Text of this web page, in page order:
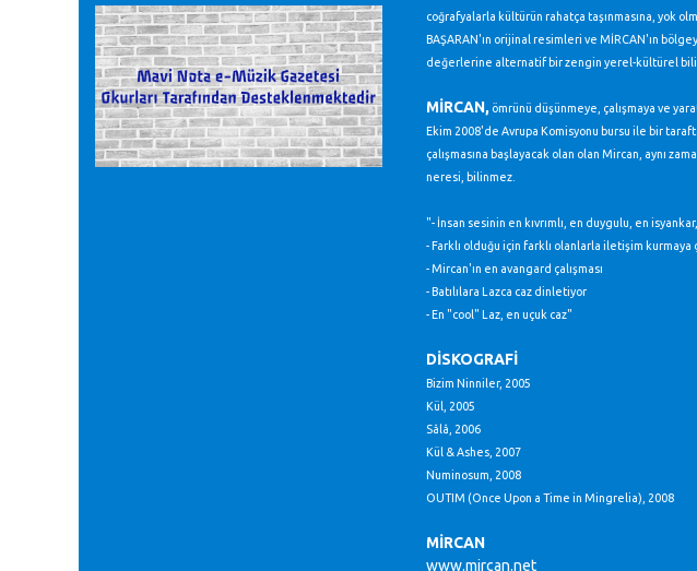
coğrafyalarla kültürün rahatça taşınmasına, yok
BAŞARAN'ın orijinal resimleri ve MİRCAN'ın
değerlerine alternatif bir zengin yerel-kültürel
MİRCAN,ömrünü düşünmeye, çalışmaya ve
Ekim 2008'de Avrupa Komisyonu bursu ile bir
çalışmasına başlayacak olan olan Mircan, aynı
neresi, bilinmez.
"- İnsan sesinin en kıvrımlı, en duygulu, en
- Farklı olduğu için farklı olanlarla iletişim kurmaya
- Mircan'ın en avangard çalışması
- Batılılara Lazca caz dinletiyor
- En "cool" Laz, en uçuk caz"
DİSKOGRAFİ
Bizim Ninniler, 2005
Kül, 2005
Sâlâ, 2006
Kül & Ashes, 2007
Numinosum, 2008
OUTIM (Once Upon a Time in Mingrelia), 2008
MİRCAN
www.mircan.net